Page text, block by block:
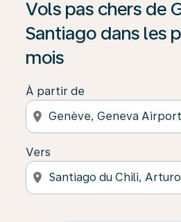
Vols pas chers de
Santiago dans les
mois
À partir de
location_on
Vers
location_on